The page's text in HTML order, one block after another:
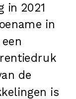
in 2021
in
de
is